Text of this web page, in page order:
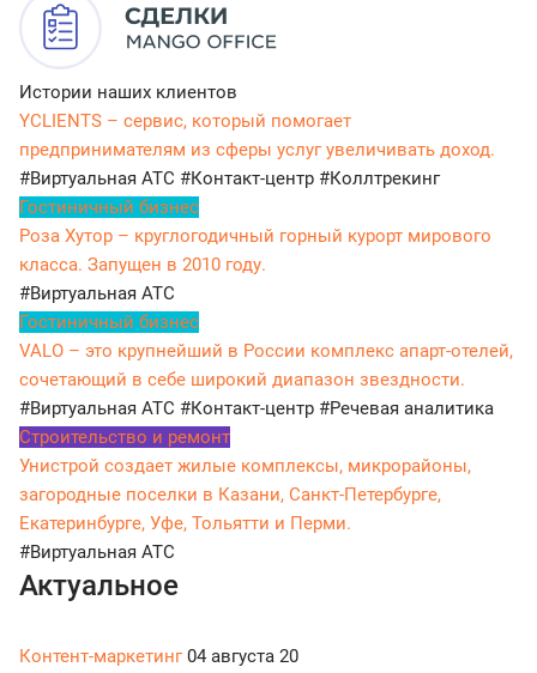
Истории наших клиентов
YCLIENTS – сервис, который помогает
предпринимателям из сферы услуг увеличивать доход.
#Виртуальная АТС #Контакт-центр #Коллтрекинг
Гостиничный бизнес
Роза Хутор – круглогодичный горный курорт мирового
класса. Запущен в 2010 году.
#Виртуальная АТС
Гостиничный бизнес
VALO – это крупнейший в России комплекс апарт-отелей,
сочетающий в себе широкий диапазон звездности.
#Виртуальная АТС #Контакт-центр #Речевая аналитика
Строительство и ремонт
Унистрой создает жилые комплексы, микрорайоны,
загородные поселки в Казани, Санкт-Петербурге,
Екатеринбурге, Уфе, Тольятти и Перми.
#Виртуальная АТС
Актуальное
Контент-маркетинг04 августа 20